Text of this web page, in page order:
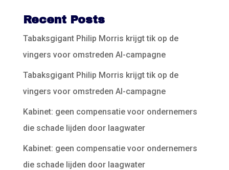
Recent Posts
Tabaksgigant Philip Morris krijgt tik op de
vingers voor omstreden AI-campagne
Tabaksgigant Philip Morris krijgt tik op de
vingers voor omstreden AI-campagne
Kabinet: geen compensatie voor ondernemers
die schade lijden door laagwater
Kabinet: geen compensatie voor ondernemers
die schade lijden door laagwater